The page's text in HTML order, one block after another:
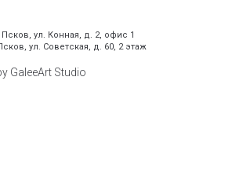
ул. Конная, д. 2, офис 1
ул. Советская, д. 60, 2 этаж
GaleeArt Studio